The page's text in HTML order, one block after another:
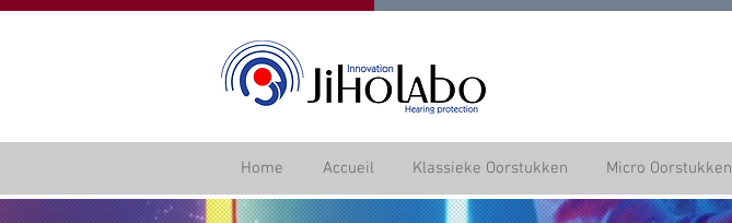
Home Accueil Klassieke Oorstukken Micro Oorstukken